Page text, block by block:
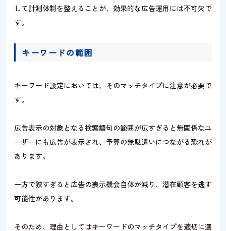
して計測体制を整えることが、効果的な広告運用には不可欠で
す。
キーワードの範囲
キーワード設定においては、そのマッチタイプに注意が必要で
す。
広告表示の対象となる検索語句の範囲が広すぎると無関係なユ
ーザーにも広告が表示され、予算の無駄遣いにつながる恐れが
あります。
一方で狭すぎると広告の表示機会自体が減り、潜在顧客を逃す
可能性があります。
そのため、理由としてはキーワードのマッチタイプを適切に選